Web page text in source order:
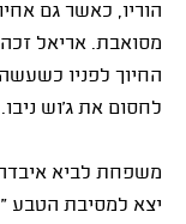
הוריו, כאשר גם
מסואבת. אריאל
החיוך לפניו
לחסום את ג’וש ניבו.
משפחת לביא
יצא למסיבת הטבע